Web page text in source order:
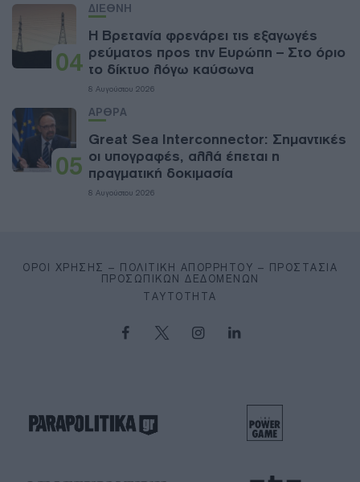
04
ΔΙΕΘΝΗ
Η Βρετανία φρενάρει τις εξαγωγές
ρεύματος προς την Ευρώπη – Στο όριο
το δίκτυο λόγω καύσωνα
8 Αυγούστου 2026
05
ΑΡΘΡΑ
Great Sea Interconnector: Σημαντικές
οι υπογραφές, αλλά έπεται η
πραγματική δοκιμασία
8 Αυγούστου 2026
ΌΡΟΙ ΧΡΉΣΗΣ – ΠΟΛΙΤΙΚΉ ΑΠΟΡΡΉΤΟΥ – ΠΡΟΣΤΑΣΊΑ
ΠΡΟΣΩΠΙΚΏΝ ΔΕΔΟΜΈΝΩΝ
ΤΑΥΤΌΤΗΤΑ